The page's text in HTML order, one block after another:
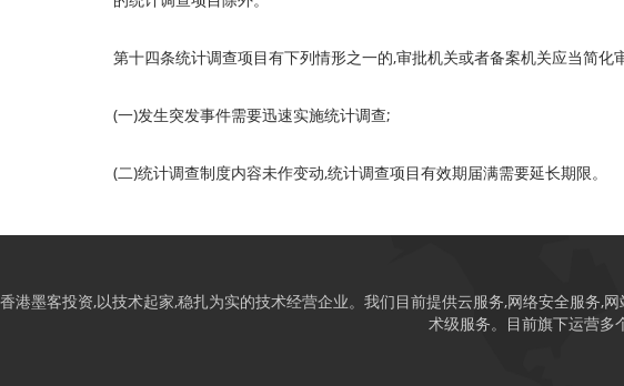
第十四条统计调查项目有下列情形之一的,审批机关或者备案机关应当简化
(一)发生突发事件需要迅速实施统计调查;
(二)统计调查制度内容未作变动,统计调查项目有效期届满需要延长期限。
香港墨客投资,以技术起家,稳扎为实的技术经营企业。我们目前提供云服务,网络安全服务,
术级服务。目前旗下运营多